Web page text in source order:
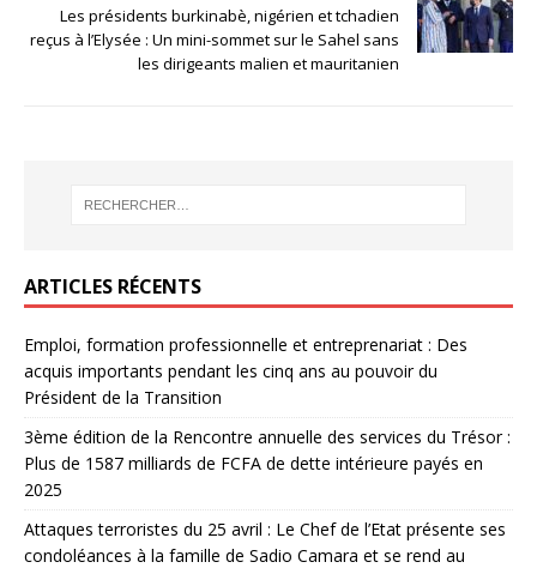
Les présidents burkinabè, nigérien et tchadien
reçus à l’Elysée : Un mini-sommet sur le Sahel sans
les dirigeants malien et mauritanien
ARTICLES RÉCENTS
Emploi, formation professionnelle et entreprenariat : Des
acquis importants pendant les cinq ans au pouvoir du
Président de la Transition
3ème édition de la Rencontre annuelle des services du Trésor :
Plus de 1587 milliards de FCFA de dette intérieure payés en
2025
Attaques terroristes du 25 avril : Le Chef de l’Etat présente ses
condoléances à la famille de Sadio Camara et se rend au